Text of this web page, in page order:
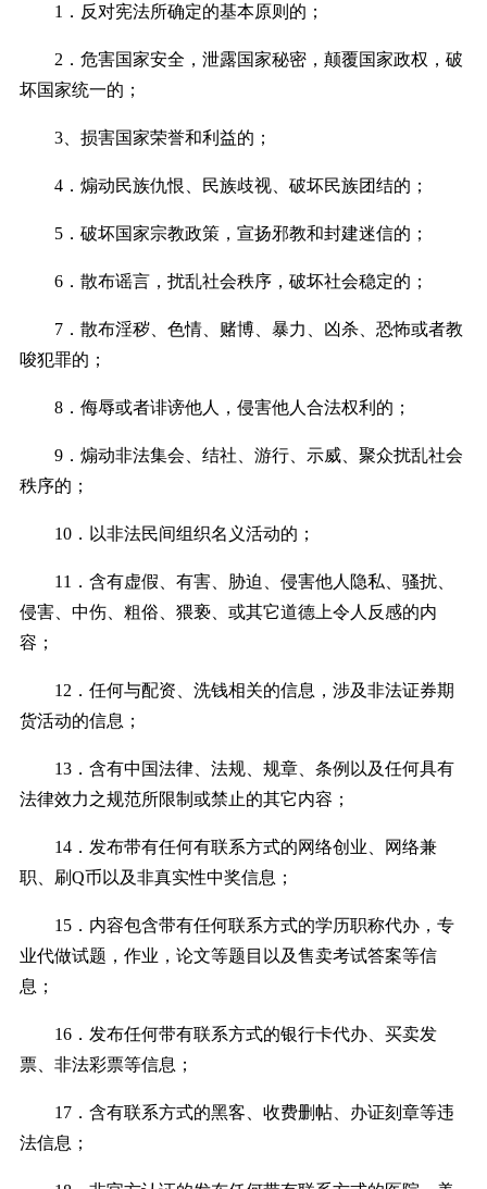
1．反对宪法所确定的基本原则的；
2．危害国家安全，泄露国家秘密，颠覆国家政权，破
坏国家统一的；
3、损害国家荣誉和利益的；
4．煽动民族仇恨、民族歧视、破坏民族团结的；
5．破坏国家宗教政策，宣扬邪教和封建迷信的；
6．散布谣言，扰乱社会秩序，破坏社会稳定的；
7．散布淫秽、色情、赌博、暴力、凶杀、恐怖或者教
唆犯罪的；
8．侮辱或者诽谤他人，侵害他人合法权利的；
9．煽动非法集会、结社、游行、示威、聚众扰乱社会
秩序的；
10．以非法民间组织名义活动的；
11．含有虚假、有害、胁迫、侵害他人隐私、骚扰、
侵害、中伤、粗俗、猥亵、或其它道德上令人反感的内
容；
12．任何与配资、洗钱相关的信息，涉及非法证券期
货活动的信息；
13．含有中国法律、法规、规章、条例以及任何具有
法律效力之规范所限制或禁止的其它内容；
14．发布带有任何有联系方式的网络创业、网络兼
职、刷Q币以及非真实性中奖信息；
15．内容包含带有任何联系方式的学历职称代办，专
业代做试题，作业，论文等题目以及售卖考试答案等信
息；
16．发布任何带有联系方式的银行卡代办、买卖发
票、非法彩票等信息；
17．含有联系方式的黑客、收费删帖、办证刻章等违
法信息；